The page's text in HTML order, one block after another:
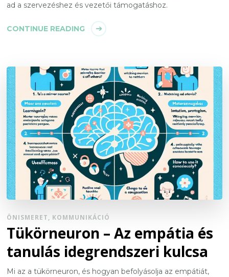
ad a szervezéshez és vezetői támogatáshoz.
CONTINUE READING
ÖNISMERET, KOMMUNIKÁCIÓ
Tükörneuron – Az empátia és
tanulás idegrendszeri kulcsa
Mi az a tükörneuron, és hogyan befolyásolja az empátiát,